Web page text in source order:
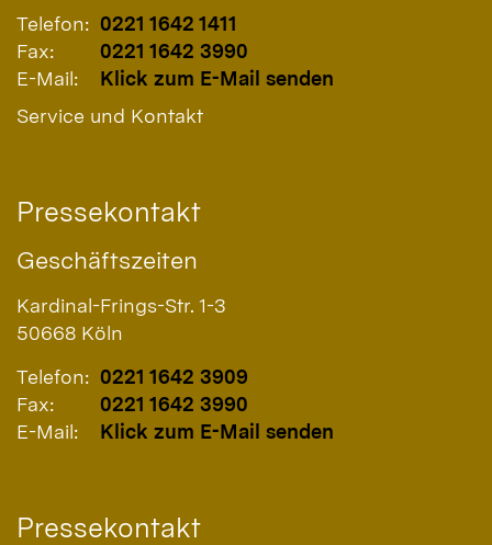
Telefon: 0221 1642 1411
Fax:
0221 1642 3990
E-Mail:
Klick zum E-Mail senden
Service und Kontakt
Pressekontakt
Geschäftszeiten
Kardinal-Frings-Str. 1-3
50668 Köln
Telefon: 0221 1642 3909
Fax:
0221 1642 3990
E-Mail:
Klick zum E-Mail senden
Pressekontakt